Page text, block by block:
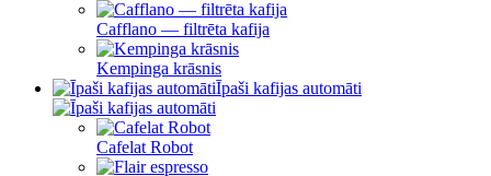
Cafflano — filtrēta kafija
Kempinga krāsnis
Īpaši kafijas automāti
Cafelat Robot